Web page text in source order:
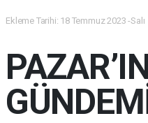
Ekleme Tarihi: 18 Temmuz 2023 -Salı